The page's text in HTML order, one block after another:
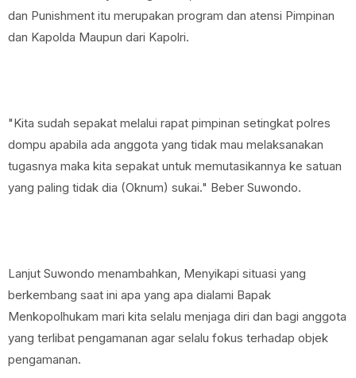
dan Punishment itu merupakan program dan atensi Pimpinan
dan Kapolda Maupun dari Kapolri.
"Kita sudah sepakat melalui rapat pimpinan setingkat polres
dompu apabila ada anggota yang tidak mau melaksanakan
tugasnya maka kita sepakat untuk memutasikannya ke satuan
yang paling tidak dia (Oknum) sukai." Beber Suwondo.
Lanjut Suwondo menambahkan, Menyikapi situasi yang
berkembang saat ini apa yang apa dialami Bapak
Menkopolhukam mari kita selalu menjaga diri dan bagi anggota
yang terlibat pengamanan agar selalu fokus terhadap objek
pengamanan.